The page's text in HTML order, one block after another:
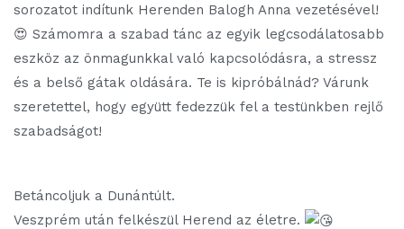
sorozatot indítunk Herenden Balogh Anna vezetésével!
😍 Számomra a szabad tánc az egyik legcsodálatosabb
eszköz az önmagunkkal való kapcsolódásra, a stressz
és a belső gátak oldására. Te is kipróbálnád? Várunk
szeretettel, hogy együtt fedezzük fel a testünkben rejlő
szabadságot!
Betáncoljuk a Dunántúlt.
Veszprém után felkészül Herend az életre.